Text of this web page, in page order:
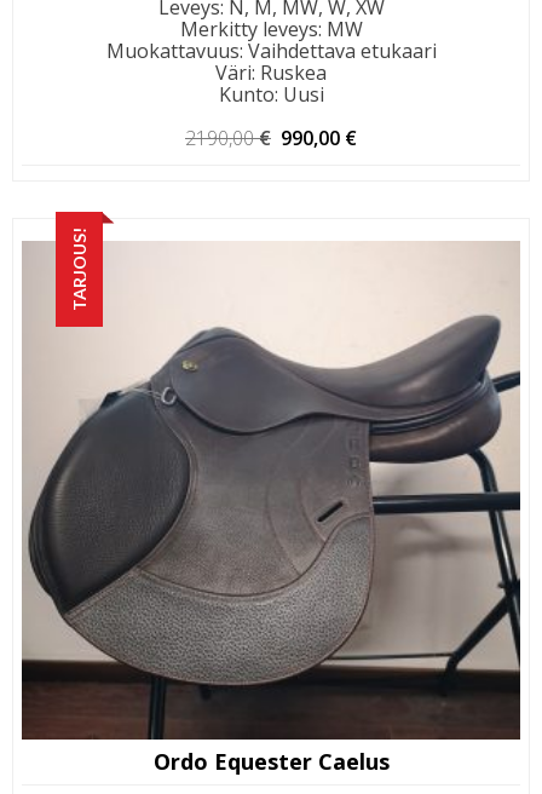
Leveys: N, M, MW, W, XW
Merkitty leveys: MW
Muokattavuus: Vaihdettava etukaari
Väri: Ruskea
Kunto: Uusi
2190,00€ Alkuperäinen
990,00 €
TARJOUS!
Ordo Equester Caelus